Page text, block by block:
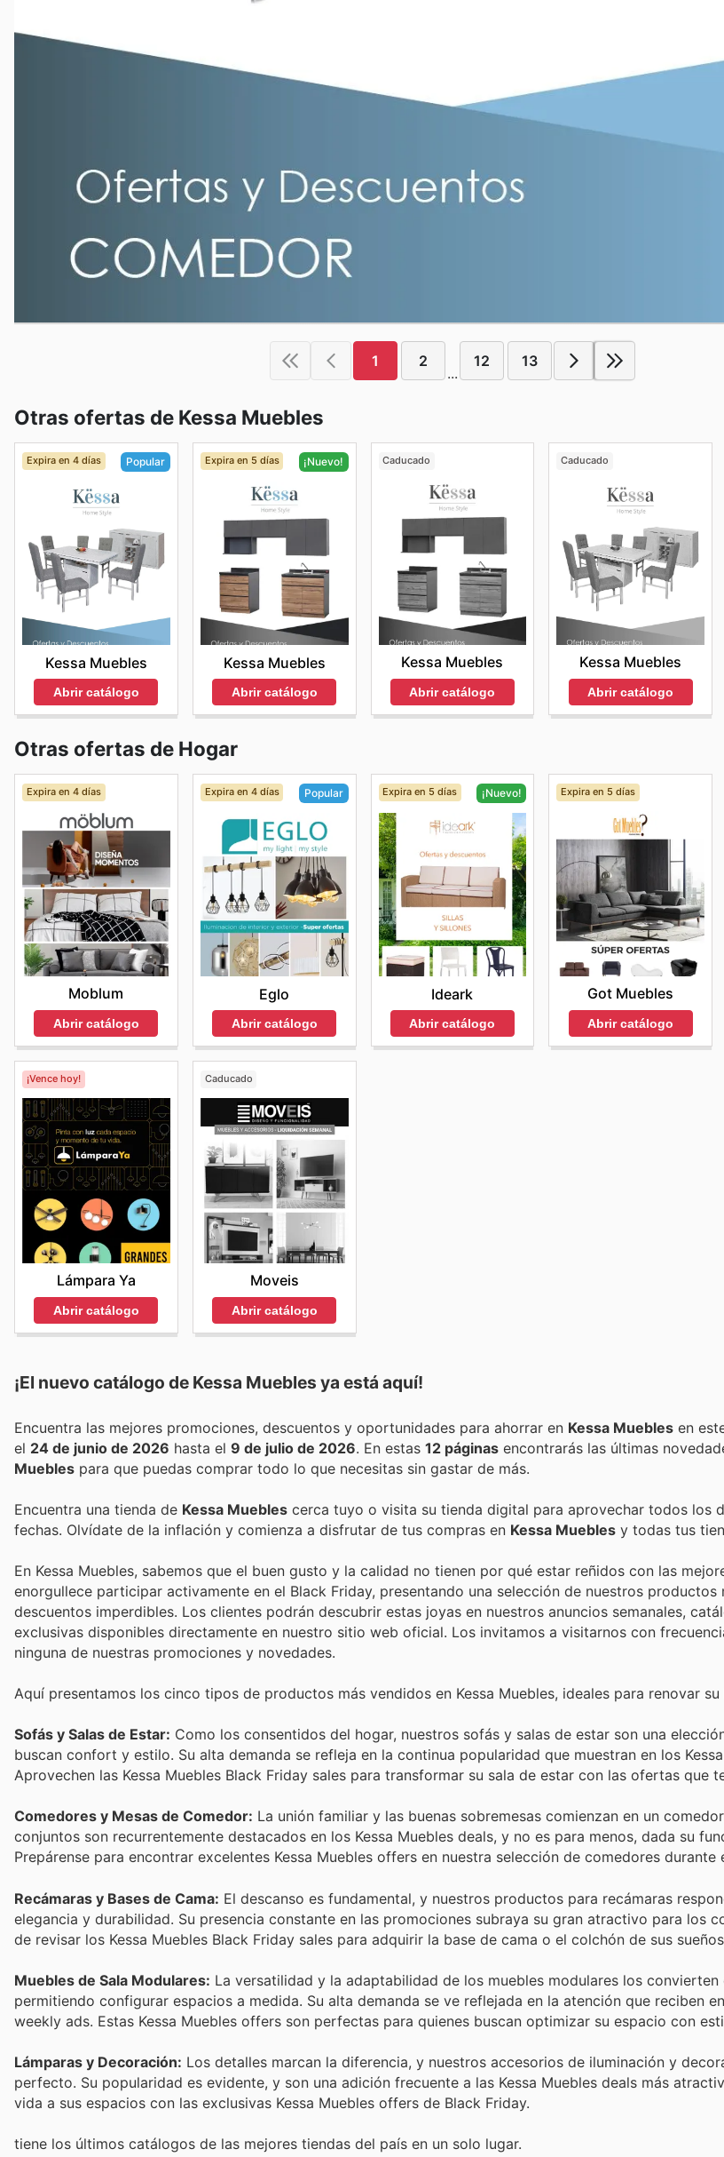
1 2
...
12 13
Otras ofertas de Kessa Muebles
Expira en 4 días Popular
Kessa Muebles
Abrir catálogo
Expira en 5 días ¡Nuevo!
Kessa Muebles
Abrir catálogo
Caducado
Kessa Muebles
Abrir catálogo
Caducado
Kessa Muebles
Abrir catálogo
Otras ofertas de Hogar
Expira en 4 días
Moblum
Abrir catálogo
Expira en 4 días Popular
Eglo
Abrir catálogo
Expira en 5 días ¡Nuevo!
Ideark
Abrir catálogo
Expira en 5 días
Got Muebles
Abrir catálogo
¡Vence hoy!
Lámpara Ya
Abrir catálogo
Caducado
Moveis
Abrir catálogo
¡El nuevo catálogo de Kessa Muebles ya está aquí!
Encuentra las mejores promociones, descuentos y oportunidades para ahorrar en Kessa Muebles en
el 24 de junio de 2026 hasta el 9 de julio de 2026 . En estas 12 páginas encontrarás las últimas
Muebles para que puedas comprar todo lo que necesitas sin gastar de más.
Encuentra una tienda de Kessa Muebles cerca tuyo o visita su tienda digital para aprovechar todos los
fechas. Olvídate de la inflación y comienza a disfrutar de tus compras en Kessa Muebles y todas tus
En Kessa Muebles, sabemos que el buen gusto y la calidad no tienen por qué estar reñidos con las
enorgullece participar activamente en el Black Friday, presentando una selección de nuestros
descuentos imperdibles. Los clientes podrán descubrir estas joyas en nuestros anuncios semanales,
exclusivas disponibles directamente en nuestro sitio web oficial. Los invitamos a visitarnos con
ninguna de nuestras promociones y novedades.
Aquí presentamos los cinco tipos de productos más vendidos en Kessa Muebles, ideales para renovar su
Sofás y Salas de Estar: Como los consentidos del hogar, nuestros sofás y salas de estar son una
buscan confort y estilo. Su alta demanda se refleja en la continua popularidad que muestran en los
Aprovechen las Kessa Muebles Black Friday sales para transformar su sala de estar con las ofertas que
Comedores y Mesas de Comedor: La unión familiar y las buenas sobremesas comienzan en un
conjuntos son recurrentemente destacados en los Kessa Muebles deals, y no es para menos, dada su
Prepárense para encontrar excelentes Kessa Muebles offers en nuestra selección de comedores durante
Recámaras y Bases de Cama: El descanso es fundamental, y nuestros productos para recámaras
elegancia y durabilidad. Su presencia constante en las promociones subraya su gran atractivo para los
de revisar los Kessa Muebles Black Friday sales para adquirir la base de cama o el colchón de sus
Muebles de Sala Modulares: La versatilidad y la adaptabilidad de los muebles modulares los convierten
permitiendo configurar espacios a medida. Su alta demanda se ve reflejada en la atención que reciben
weekly ads. Estas Kessa Muebles offers son perfectas para quienes buscan optimizar su espacio con
Lámparas y Decoración: Los detalles marcan la diferencia, y nuestros accesorios de iluminación y
perfecto. Su popularidad es evidente, y son una adición frecuente a las Kessa Muebles deals más
vida a sus espacios con las exclusivas Kessa Muebles offers de Black Friday.
tiene los últimos catálogos de las mejores tiendas del país en un solo lugar.